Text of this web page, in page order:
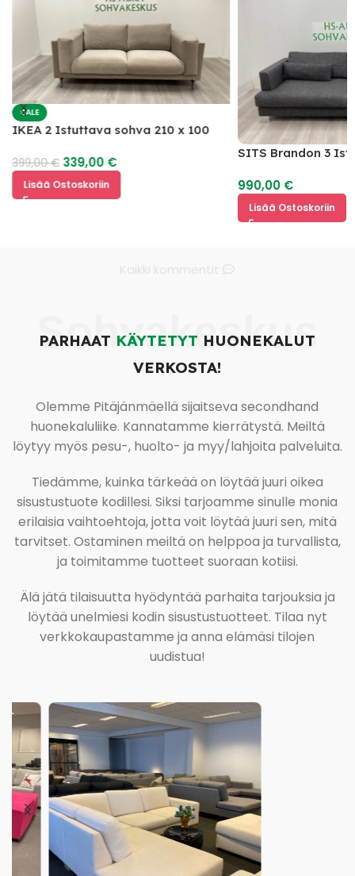
SALE
IKEA 2 Istuttava sohva 210 x 100
399,00€ 339,00 €
Lisää Ostoskoriin
SITS Brandon 3
990,00 €
Lisää Ostoskoriin
Sohvakeskus
PARHAAT KÄYTETYT HUONEKALUT
VERKOSTA!
Olemme Pitäjänmäellä sijaitseva secondhand
huonekaluliike. Kannatamme kierrätystä. Meiltä
löytyy myös pesu-, huolto- ja myy/lahjoita palveluita.
Tiedämme, kuinka tärkeää on löytää juuri oikea
sisustustuote kodillesi. Siksi tarjoamme sinulle monia
erilaisia vaihtoehtoja, jotta voit löytää juuri sen, mitä
tarvitset. Ostaminen meiltä on helppoa ja turvallista,
ja toimitamme tuotteet suoraan kotiisi.
Älä jätä tilaisuutta hyödyntää parhaita tarjouksia ja
löytää unelmiesi kodin sisustustuotteet. Tilaa nyt
verkkokaupastamme ja anna elämäsi tilojen
uudistua!